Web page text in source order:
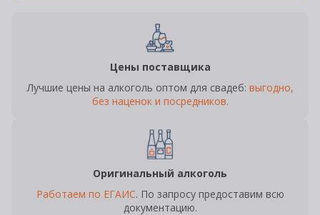
Цены поставщика
Лучшие цены на алкоголь оптом для свадеб: выгодно,
без наценок и посредников.
Оригинальный алкоголь
Работаем по ЕГАИС. По запросу предоставим всю
документацию.